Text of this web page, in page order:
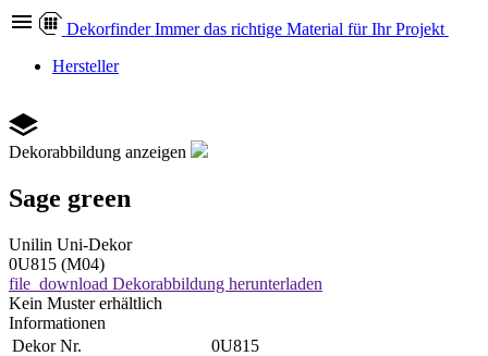
Dekorfinder Immer das richtige Material für Ihr Projekt
Hersteller
Dekorabbildung anzeigen
Sage green
Unilin Uni-Dekor
0U815 (M04)
file_download Dekorabbildung herunterladen
Kein Muster erhältlich
Informationen
Dekor Nr.
0U815